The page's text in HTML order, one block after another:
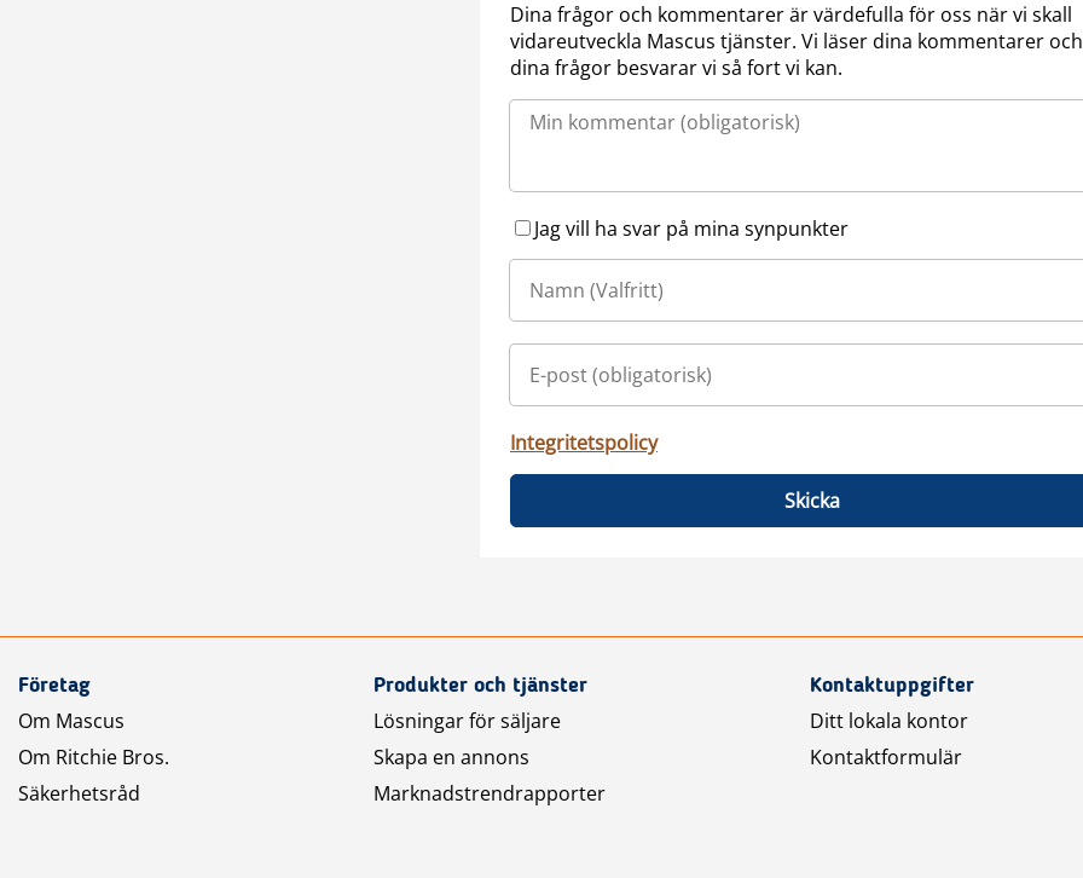
Dina frågor och kommentarer är värdefulla för oss när vi skall
vidareutveckla Mascus tjänster. Vi läser dina kommentarer och
dina frågor besvarar vi så fort vi kan.
Jag vill ha svar på mina synpunkter
Integritetspolicy
Skicka
Företag
Om Mascus
Om Ritchie Bros.
Säkerhetsråd
Produkter och tjänster
Lösningar för säljare
Skapa en annons
Marknadstrendrapporter
Kontaktuppgifter
Ditt lokala kontor
Kontaktformulär